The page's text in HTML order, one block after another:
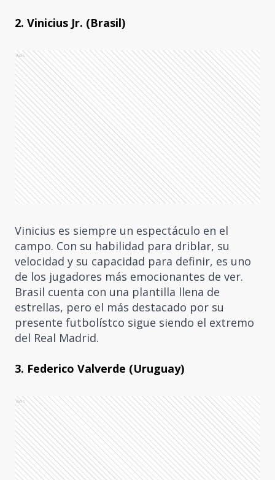
2. Vinicius Jr. (Brasil)
Ads
Vinicius es siempre un espectáculo en el
campo. Con su habilidad para driblar, su
velocidad y su capacidad para definir, es uno
de los jugadores más emocionantes de ver.
Brasil cuenta con una plantilla llena de
estrellas, pero el más destacado por su
presente futbolístco sigue siendo el extremo
del Real Madrid.
3. Federico Valverde (Uruguay)
Ads